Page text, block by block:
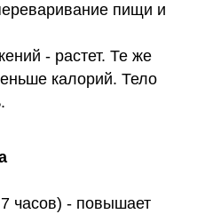
пищи и
- растет. Те же
калорий. Тело
часов) - повышает